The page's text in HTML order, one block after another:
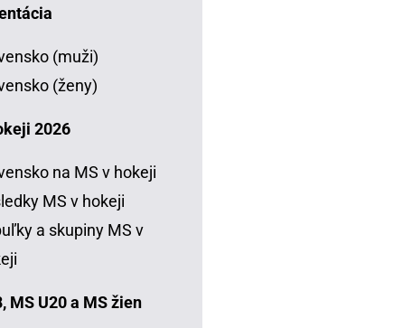
(muži)
(ženy)
2026
na MS v hokeji
MS v hokeji
a skupiny MS v
MS U20 a MS žien